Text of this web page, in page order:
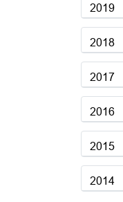
2019
2018
2017
2016
2015
2014